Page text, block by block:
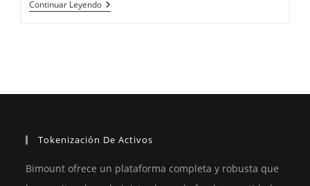
Continuar LeyendoTokenización
De
Tokenización De Activos
Bimount ofrece un plataforma completa y robusta que